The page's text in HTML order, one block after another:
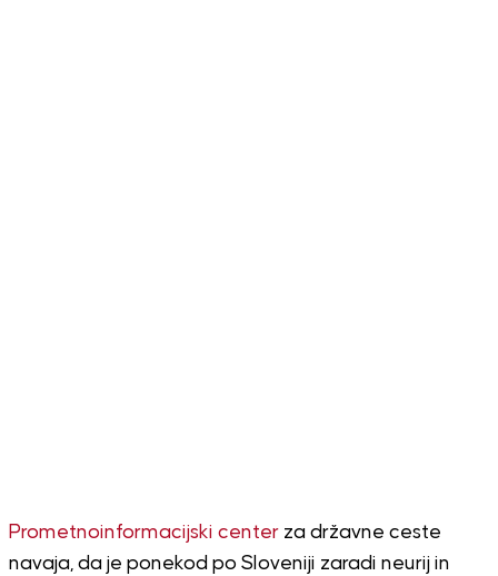
Prometnoinformacijski centerza državne ceste
navaja, da je ponekod po Sloveniji zaradi neurij in